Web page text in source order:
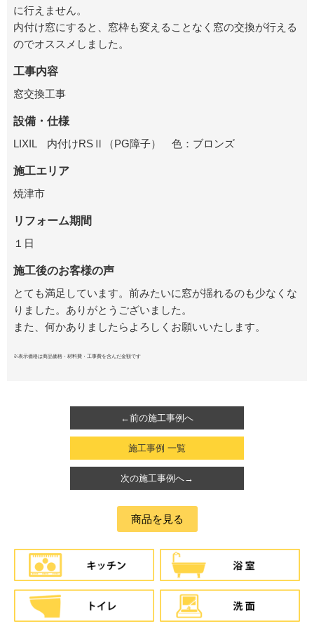
に行えません。
内付け窓にすると、窓枠も変えることなく窓の交換が行える
のでオススメしました。
工事内容
窓交換工事
設備・仕様
LIXIL 内付けRSⅡ（PG障子） 色：ブロンズ
施工エリア
焼津市
リフォーム期間
１日
施工後のお客様の声
とても満足しています。前みたいに窓が揺れるのも少なくな
りました。ありがとうございました。
また、何かありましたらよろしくお願いいたします。
※表示価格は商品価格・材料費・工事費を含んだ金額です
←前の施工事例へ
施工事例 一覧
次の施工事例へ→
商品を見る